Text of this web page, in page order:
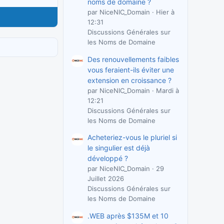
noms de domaine ?
par NiceNIC_Domain
Hier à
12:31
Discussions Générales sur
les Noms de Domaine
Des renouvellements faibles
vous feraient-ils éviter une
extension en croissance ?
par NiceNIC_Domain
Mardi à
12:21
Discussions Générales sur
les Noms de Domaine
Acheteriez-vous le pluriel si
le singulier est déjà
développé ?
par NiceNIC_Domain
29
Juillet 2026
Discussions Générales sur
les Noms de Domaine
.WEB après $135M et 10